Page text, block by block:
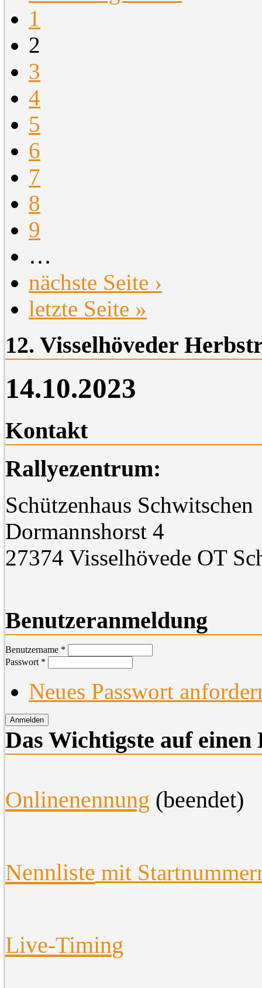
1
2
3
4
5
6
7
8
9
…
nächste Seite ›
letzte Seite »
12. Visselhöveder
14.10.2023
Kontakt
Rallyezentrum:
Schützenhaus Schwitschen
Dormannshorst 4
27374 Visselhövede OT
Benutzeranmeldung
Benutzername *
Passwort *
Neues Passwort
Das Wichtigste auf einen
Onlinenennung (beendet)
Nennliste mit
Live-Timing